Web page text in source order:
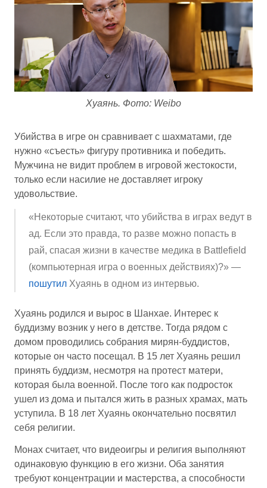
Хуаянь. Фото: Weibo
Убийства в игре он сравнивает с шахматами, где
нужно «съесть» фигуру противника и победить.
Мужчина не видит проблем в игровой жестокости,
только если насилие не доставляет игроку
удовольствие.
«Некоторые считают, что убийства в играх ведут в
ад. Если это правда, то разве можно попасть в
рай, спасая жизни в качестве медика в Battlefield
(компьютерная игра о военных действиях)?» —
пошутил Хуаянь в одном из интервью.
Хуаянь родился и вырос в Шанхае. Интерес к
буддизму возник у него в детстве. Тогда рядом с
домом проводились собрания мирян-буддистов,
которые он часто посещал. В 15 лет Хуаянь решил
принять буддизм, несмотря на протест матери,
которая была военной. После того как подросток
ушел из дома и пытался жить в разных храмах, мать
уступила. В 18 лет Хуаянь окончательно посвятил
себя религии.
Монах считает, что видеоигры и религия выполняют
одинаковую функцию в его жизни. Оба занятия
требуют концентрации и мастерства, а способности